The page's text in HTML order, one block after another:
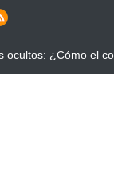
ocultos: ¿Cómo el